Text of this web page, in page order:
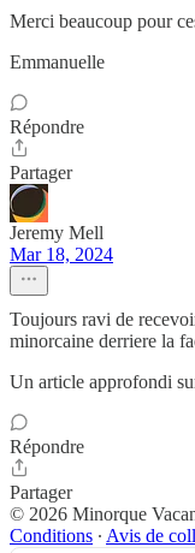
Merci beaucoup pour
Emmanuelle
Répondre
Partager
Jeremy Mell
Mar 18, 2024
Toujours ravi de
minorcaine derriere la
Un article approfondi
Répondre
Partager
© 2026 Minorque
Conditions ∙ Avis de